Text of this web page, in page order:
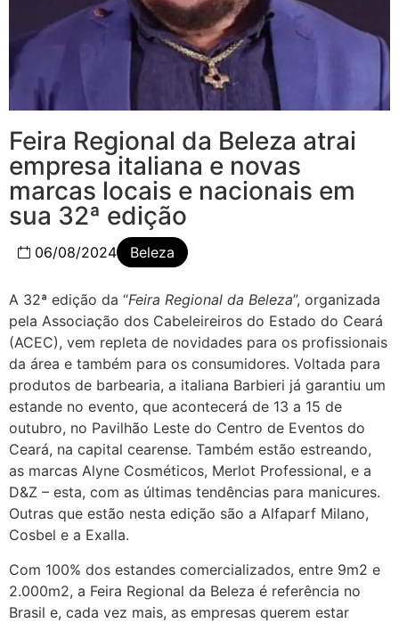
Feira Regional da Beleza atrai
empresa italiana e novas
marcas locais e nacionais em
sua 32ª edição
06/08/2024 Beleza
A 32ª edição da “Feira Regional da Beleza”, organizada
pela Associação dos Cabeleireiros do Estado do Ceará
(ACEC), vem repleta de novidades para os profissionais
da área e também para os consumidores. Voltada para
produtos de barbearia, a italiana Barbieri já garantiu um
estande no evento, que acontecerá de 13 a 15 de
outubro, no Pavilhão Leste do Centro de Eventos do
Ceará, na capital cearense. Também estão estreando,
as marcas Alyne Cosméticos, Merlot Professional, e a
D&Z – esta, com as últimas tendências para manicures.
Outras que estão nesta edição são a Alfaparf Milano,
Cosbel e a Exalla.
Com 100% dos estandes comercializados, entre 9m2 e
2.000m2, a Feira Regional da Beleza é referência no
Brasil e, cada vez mais, as empresas querem estar